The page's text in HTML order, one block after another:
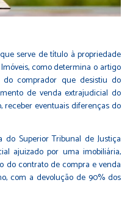
serve de título à propriedade
como determina o artigo
do comprador que desistiu do
de venda extrajudicial do
receber eventuais diferenças do
do Superior Tribunal de Justiça
ajuizado por uma imobiliária,
do contrato de compra e venda
com a devolução de 90% dos